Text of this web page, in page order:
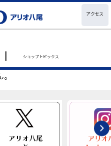
アクセス
| ショップトピックス